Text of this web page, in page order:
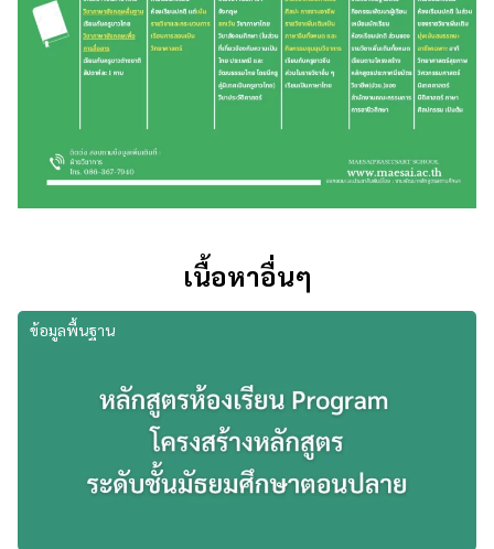
เนื้อหาอื่นๆ
ข้อมูลพื้นฐาน